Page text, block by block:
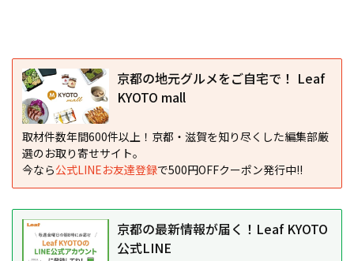
京都の地元グルメをご自宅で！ Leaf
KYOTO mall
取材件数年間600件以上！京都・滋賀を知り尽くした編集部厳
選のお取り寄せサイト。
今なら公式LINEお友達登録で500円OFFクーポン発行中!!
京都の最新情報が届く！Leaf KYOTO
公式LINE